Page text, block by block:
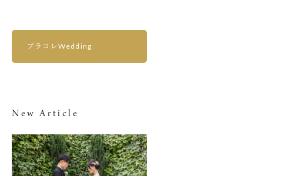
プラコレWedding
New Article